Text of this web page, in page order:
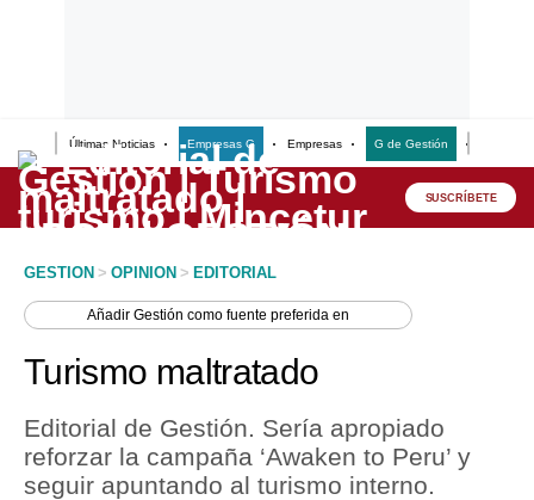
Últimas Noticias Empresas G Empresas G de Gestión
Lo último
Peru Quiosco
Economía
Mercados
Perú
SUSCRÍBETE
GESTION > OPINION > EDITORIAL
AñadirGestión como fuente preferida en
Turismo maltratado
Editorial de Gestión. Sería apropiado
reforzar la campaña ‘Awaken to Peru’ y
seguir apuntando al turismo interno.